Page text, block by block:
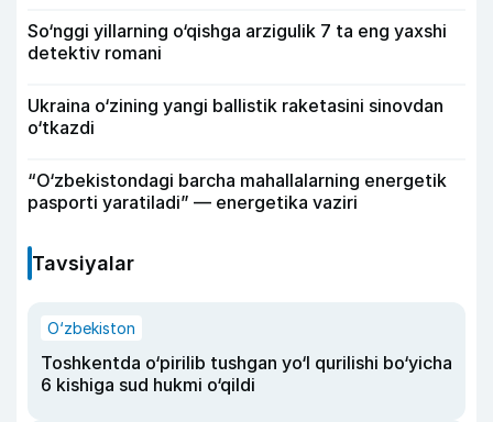
So‘nggi yillarning o‘qishga arzigulik 7 ta eng yaxshi
detektiv romani
Ukraina o‘zining yangi ballistik raketasini sinovdan
o‘tkazdi
“O‘zbekistondagi barcha mahallalarning energetik
pasporti yaratiladi” — energetika vaziri
Tavsiyalar
O‘zbekiston
Toshkentda o‘pirilib tushgan yo‘l qurilishi bo‘yicha
6 kishiga sud hukmi o‘qildi